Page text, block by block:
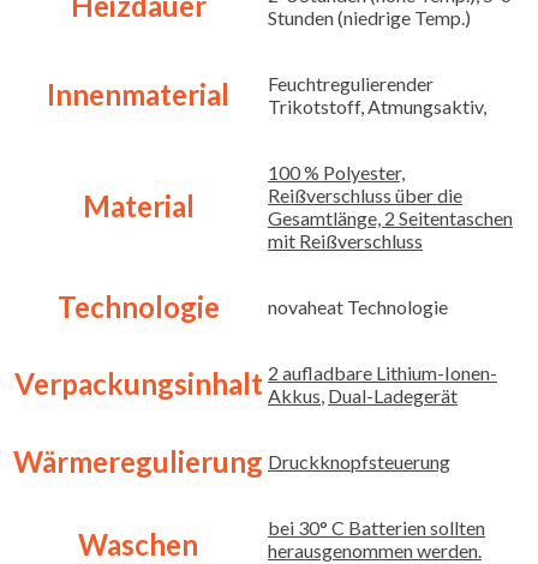
Stunden (niedrige Temp.)
Innenmaterial
Feuchtregulierender
Trikotstoff, Atmungsaktiv,
Material
100 % Polyester,
Reißverschluss über die
Gesamtlänge, 2 Seitentaschen
mit Reißverschluss
Technologie novaheat Technologie
Verpackungsinhalt 2 aufladbare Lithium-Ionen-
Akkus, Dual-Ladegerät
Wärmeregulierung Druckknopfsteuerung
Waschen
bei 30° C Batterien sollten
herausgenommen werden.